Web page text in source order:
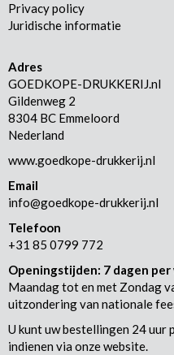
Privacy policy
Juridische informatie
Adres
GOEDKOPE-DRUKKERIJ.nl
Gildenweg 2
8304 BC Emmeloord
Nederland
www.goedkope-drukkerij.nl
Email
info@goedkope-drukkerij.nl
Telefoon
+31 85 0799 772
Openingstijden: 7 dagen per
Maandag tot en met Zondag
uitzondering van nationale
U kunt uw bestellingen 24 uur
indienen via onze website.